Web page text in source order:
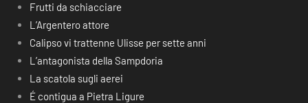
Frutti da schiacciare
L’Argentero attore
Calipso vi trattenne Ulisse per sette anni
L’antagonista della Sampdoria
La scatola sugli aerei
É contigua a Pietra Ligure